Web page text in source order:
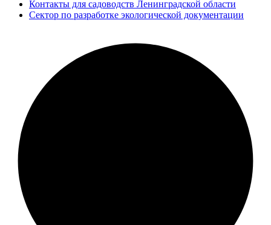
Контакты для садоводств Ленинградской области
Сектор по разработке экологической документации